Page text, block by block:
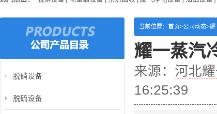
当前位置： 首页>公司动态>耀
耀一蒸汽
来源： 河北
16:25:39
脱硝设备
脱硫设备